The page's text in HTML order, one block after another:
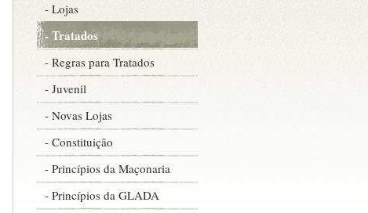
- Lojas
- Tratados
- Regras para Tratados
- Juvenil
- Novas Lojas
- Constituição
- Princípios da Maçonaria
- Princípios da GLADA